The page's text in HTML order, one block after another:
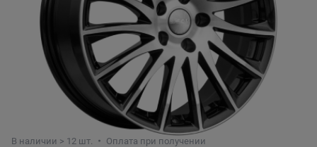
В наличии > 12 шт. Оплата при получении